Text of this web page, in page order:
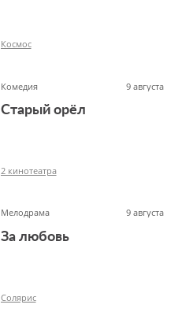
Космос
Комедия 9 августа
Старый орёл
2 кинотеатра
Мелодрама 9 августа
За любовь
Солярис